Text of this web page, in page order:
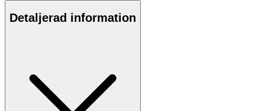
Detaljerad information